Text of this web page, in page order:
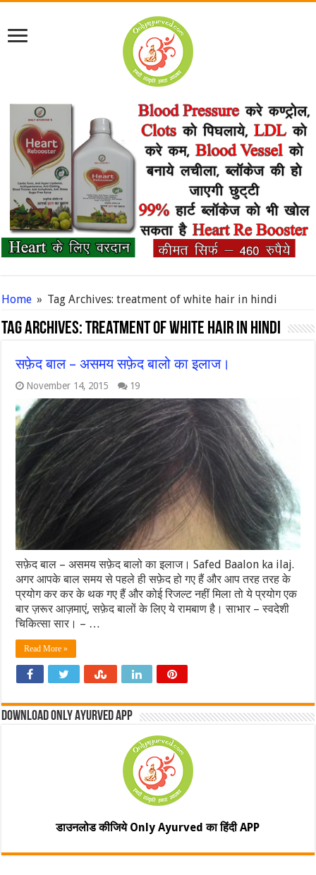
Home » Tag Archives: treatment of white hair in hindi
Tag Archives:treatment of white hair in hindi
सफ़ेद बाल – असमय सफ़ेद बालो का इलाज।
November 14, 2015 19
सफ़ेद बाल – असमय सफ़ेद बालो का इलाज। Safed Baalon ka ilaj.
अगर आपके बाल समय से पहले ही सफ़ेद हो गए हैं और आप तरह तरह के
प्रयोग कर कर के थक गए हैं और कोई रिजल्ट नहीं मिला तो ये प्रयोग एक
बार ज़रूर आज़माएं, सफ़ेद बालों के लिए ये रामबाण है। साभार – स्वदेशी
चिकित्सा सार। – …
Read More »
Download Only Ayurved App
डाउनलोड कीजिये Only Ayurved का हिंदी APP